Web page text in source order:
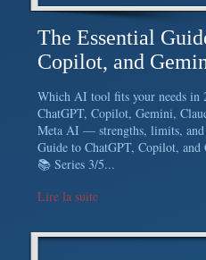
The Essential
Copilot, and
Which AI tool fits your needs in
ChatGPT, Copilot, Gemini,
Meta AI — strengths, limits, and
Guide to ChatGPT, Copilot,
📚 Series 3/5...
Lire la suite